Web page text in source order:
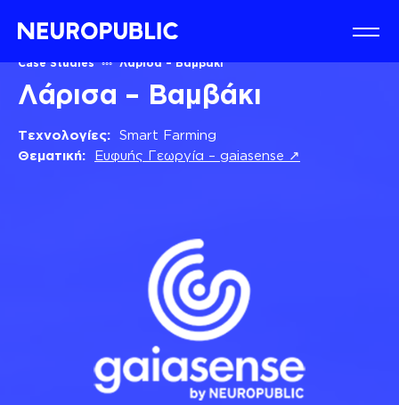
Case Studies Λάρισα – Βαμβάκι
Λάρισα – Βαμβάκι
Τεχνολογίες: Smart Farming
Θεματική:
Ευφυής Γεωργία – gaiasense ↗